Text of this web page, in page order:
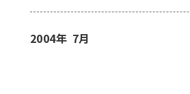
2004年 7月